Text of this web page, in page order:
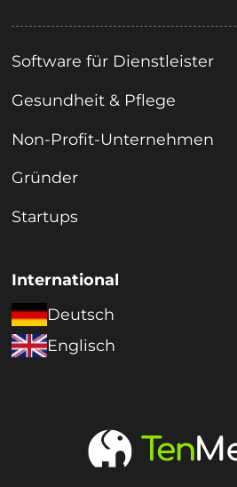
Software für Dienstleister
Gesundheit & Pflege
Non-Profit-Unternehmen
Gründer
Startups
International
Deutsch
Englisch